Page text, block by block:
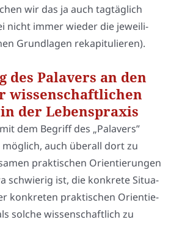
wir das ja auch tag­täg­lich
nicht immer wie­der die jewei­li­
Grund­la­gen reka­pi­tu­lie­ren).
des Palavers an den
wissenschaftlichen
der Lebenspraxis
dem Begriff des „Pala­vers”
mög­lich, auch über­all dort zu
prak­ti­schen Ori­en­tie­run­gen
schwie­rig ist, die kon­kre­te Situa­
kon­kre­ten prak­ti­schen Ori­en­tie­
sol­che wis­sen­schaft­lich zu